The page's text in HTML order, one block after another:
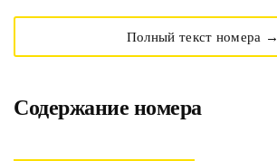
Полный текст номера →
Содержание номера